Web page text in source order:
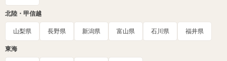
北陸・甲信越
山梨県 長野県 新潟県 富山県 石川県 福井県
東海